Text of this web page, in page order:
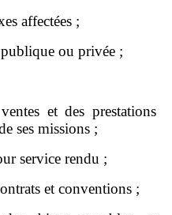
affectées ;
ou privée ;
et des prestations
ses missions ;
service rendu ;
et conventions ;